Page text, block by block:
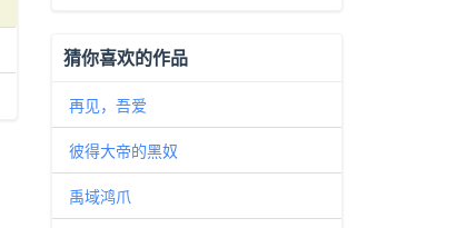
猜你喜欢的作品
再见，吾爱
彼得大帝的黑奴
禹域鸿爪